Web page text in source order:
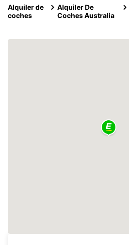
Alquiler de
coches
Alquiler De
Coches Australia